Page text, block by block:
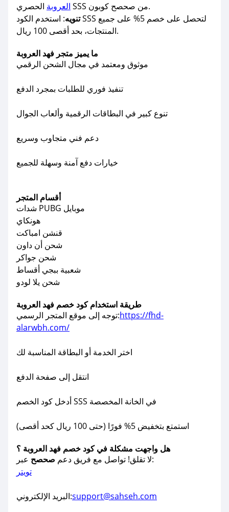
العروبة
الحصري SSS من صحصح كوبون.
تنويه: استخدم الكود SSS لتحصل على خصم 5% على جميع
المنتجات، بحد أقصى 100 ريال.
ما يميز متجر فهد العروبة
موثوق ومعتمد في مجال الشحن الرقمي
تنفيذ فوري للطلبات بمجرد الدفع
تنوع كبير في البطاقات الرقمية وألعاب الجوال
دعم فني متجاوب وسريع
خيارات دفع آمنة وسهلة للجميع
أقسام المتجر
شدات PUBG موبايل
هونكاي
قنشن امباكت
شحن جواكر
شعبية ببجي أقساط
شحن يلا لودو
طريقة استخدام كود خصم فهد العروبة
توجه إلى موقع المتجر الرسمي:https://fhd-
alarwbh.com/
اختر الخدمة أو البطاقة المناسبة لك
انتقل إلى صفحة الدفع
أدخل كود الخصم SSS في الخانة المخصصة
استمتع بتخفيض 5% فورًا (حتى 100 ريال كحد أقصى)
هل واجهت مشكلة في كود خصم فهد العروبة ؟
لا تقلق! تواصل مع فريق دعم صحصح
عبر:
تويتر
البريد الإلكتروني:support@sahseh.com